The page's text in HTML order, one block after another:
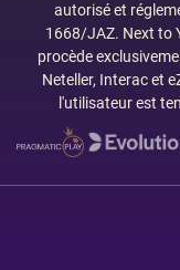
autorisé et
1668/JAZ. Next to
procède
Neteller, Interac et
l'utilisateur est